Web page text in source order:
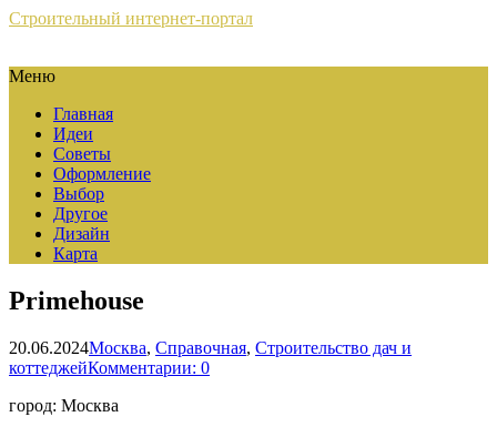
Строительный интернет-портал
Меню
Главная
Идеи
Советы
Оформление
Выбор
Другое
Дизайн
Карта
Primehouse
20.06.2024Москва, Справочная, Строительство дач и
коттеджейКомментарии: 0
город: Москва